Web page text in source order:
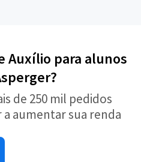
Auxílio para alunos
de 250 mil pedidos
aumentar sua renda